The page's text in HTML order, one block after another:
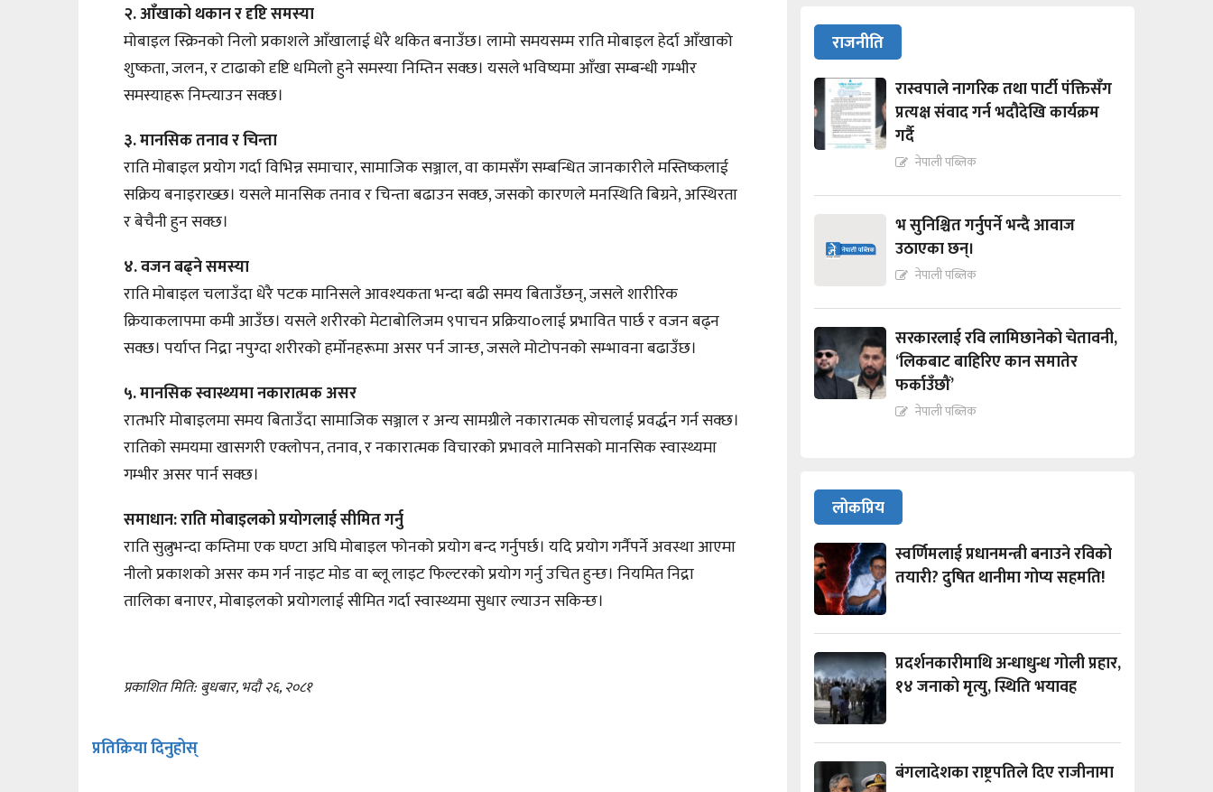
२. आँखाको थकान र दृष्टि समस्या
मोबाइल स्क्रिनको निलो प्रकाशले आँखालाई धेरै थकित बनाउँछ। लामो समयसम्म राति मोबाइल हेर्दा आँखाको
शुष्कता, जलन, र टाढाको दृष्टि धमिलो हुने समस्या निम्तिन सक्छ। यसले भविष्यमा आँखा सम्बन्धी गम्भीर
समस्याहरू निम्त्याउन सक्छ।
३. मानसिक तनाव र चिन्ता
राति मोबाइल प्रयोग गर्दा विभिन्न समाचार, सामाजिक सञ्जाल, वा कामसँग सम्बन्धित जानकारीले मस्तिष्कलाई
सक्रिय बनाइराख्छ। यसले मानसिक तनाव र चिन्ता बढाउन सक्छ, जसको कारणले मनस्थिति बिग्रने, अस्थिरता
र बेचैनी हुन सक्छ।
४. वजन बढ्ने समस्या
राति मोबाइल चलाउँदा धेरै पटक मानिसले आवश्यकता भन्दा बढी समय बिताउँछन्, जसले शारीरिक
क्रियाकलापमा कमी आउँछ। यसले शरीरको मेटाबोलिजम ९पाचन प्रक्रिया०लाई प्रभावित पार्छ र वजन बढ्न
सक्छ। पर्याप्त निद्रा नपुग्दा शरीरको हर्मोनहरूमा असर पर्न जान्छ, जसले मोटोपनको सम्भावना बढाउँछ।
५. मानसिक स्वास्थ्यमा नकारात्मक असर
रातभरि मोबाइलमा समय बिताउँदा सामाजिक सञ्जाल र अन्य सामग्रीले नकारात्मक सोचलाई प्रवर्द्धन गर्न सक्छ।
रातिको समयमा खासगरी एक्लोपन, तनाव, र नकारात्मक विचारको प्रभावले मानिसको मानसिक स्वास्थ्यमा
गम्भीर असर पार्न सक्छ।
समाधान: राति मोबाइलको प्रयोगलाई सीमित गर्नु
राति सुत्नुभन्दा कम्तिमा एक घण्टा अघि मोबाइल फोनको प्रयोग बन्द गर्नुपर्छ। यदि प्रयोग गर्नैपर्ने अवस्था आएमा
नीलो प्रकाशको असर कम गर्न नाइट मोड वा ब्लू लाइट फिल्टरको प्रयोग गर्नु उचित हुन्छ। नियमित निद्रा
तालिका बनाएर, मोबाइलको प्रयोगलाई सीमित गर्दा स्वास्थ्यमा सुधार ल्याउन सकिन्छ।
प्रकाशित मिति: बुधबार, भदौ २६, २०८१
प्रतिक्रिया दिनुहोस्
राजनीति
रास्वपाले नागरिक तथा पार्टी पंक्तिसँग
प्रत्यक्ष संवाद गर्न भदौदेखि कार्यक्रम
गर्दै
नेपाली पब्लिक
भ सुनिश्चित गर्नुपर्ने भन्दै आवाज
उठाएका छन्।
नेपाली पब्लिक
सरकारलाई रवि लामिछानेको चेतावनी,
‘लिकबाट बाहिरिए कान समातेर
फर्काउँछौं’
नेपाली पब्लिक
लोकप्रिय
स्वर्णिमलाई प्रधानमन्त्री बनाउने रविको
तयारी? दुषित थानीमा गोप्य सहमति!
प्रदर्शनकारीमाथि अन्धाधुन्ध गोली प्रहार,
१४ जनाको मृत्यु, स्थिति भयावह
बंगलादेशका राष्ट्रपतिले दिए राजीनामा